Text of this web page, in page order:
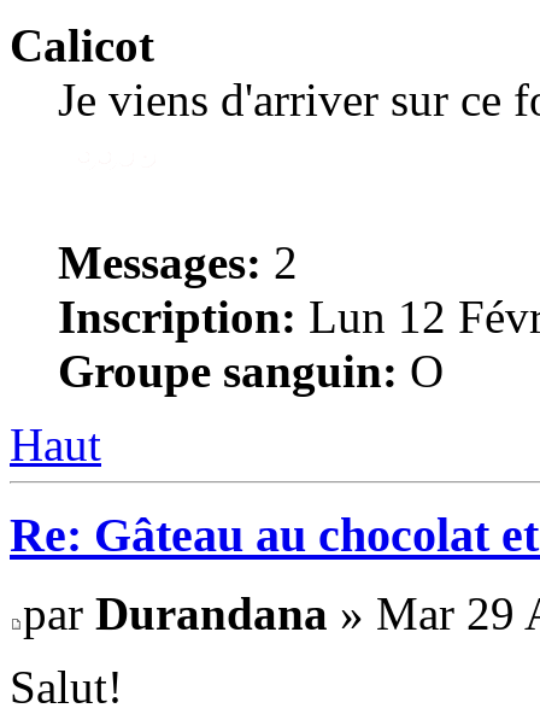
Calicot
Je viens d'arriver sur ce
Messages: 2
Inscription: Lun 12
Groupe sanguin: O
Haut
Re: Gâteau au chocolat
par Durandana » Mar 29
Salut!